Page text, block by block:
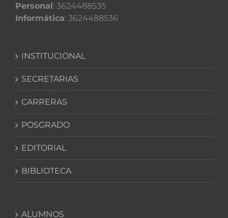
Personal: 3624488535
Informática: 3624488536
INSTITUCIONAL
SECRETARIAS
CARRERAS
POSGRADO
EDITORIAL
BIBLIOTECA
ALUMNOS